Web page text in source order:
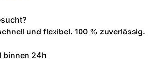
und flexibel. 100 % zuverlässig.
binnen 24h